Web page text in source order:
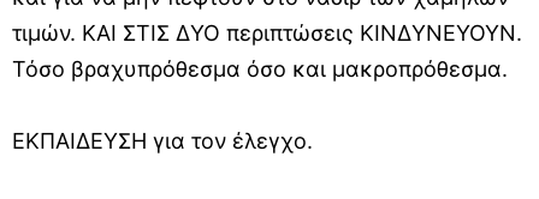
τιμών. ΚΑΙ ΣΤΙΣ ΔΥΟ περιπτώσεις ΚΙΝΔΥΝΕΥΟΥΝ.
Τόσο βραχυπρόθεσμα όσο και μακροπρόθεσμα.
ΕΚΠΑΙΔΕΥΣΗ για τον έλεγχο.